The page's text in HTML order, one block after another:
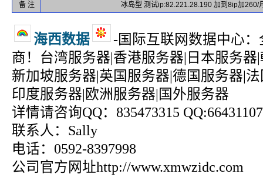
备 注
冰岛型 测试ip:82.221.28.190 加到8ip加260/
海西数据
-国际互联网数据中心
商！台湾服务器|香港服务器|日本服务器
新加坡服务器|英国服务器|德国服务器|
印度服务器|欧洲服务器|国外服务器
详情请咨询QQ：835473315
联系人：Sally
电话：0592-8397998
公司官方网址http://www.xmwzidc.com